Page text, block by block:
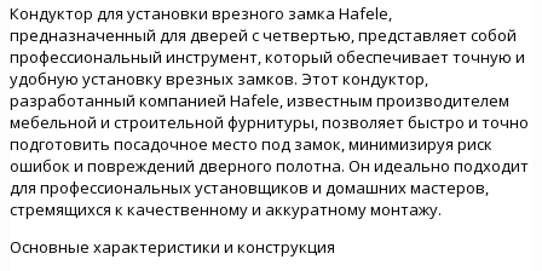
Кондуктор для установки врезного замка Hafele,
предназначенный для дверей с четвертью, представляет собой
профессиональный инструмент, который обеспечивает точную и
удобную установку врезных замков. Этот кондуктор,
разработанный компанией Hafele, известным производителем
мебельной и строительной фурнитуры, позволяет быстро и точно
подготовить посадочное место под замок, минимизируя риск
ошибок и повреждений дверного полотна. Он идеально подходит
для профессиональных установщиков и домашних мастеров,
стремящихся к качественному и аккуратному монтажу.
Основные характеристики и конструкция